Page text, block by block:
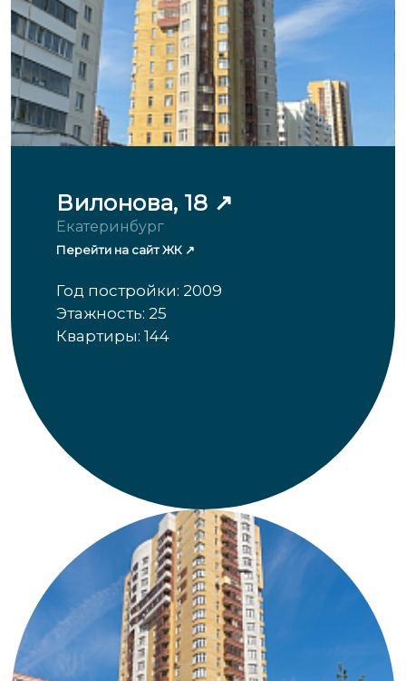
Вилонова, 18
Екатеринбург
Перейти на сайт ЖК
Год постройки: 2009
Этажность: 25
Квартиры: 144